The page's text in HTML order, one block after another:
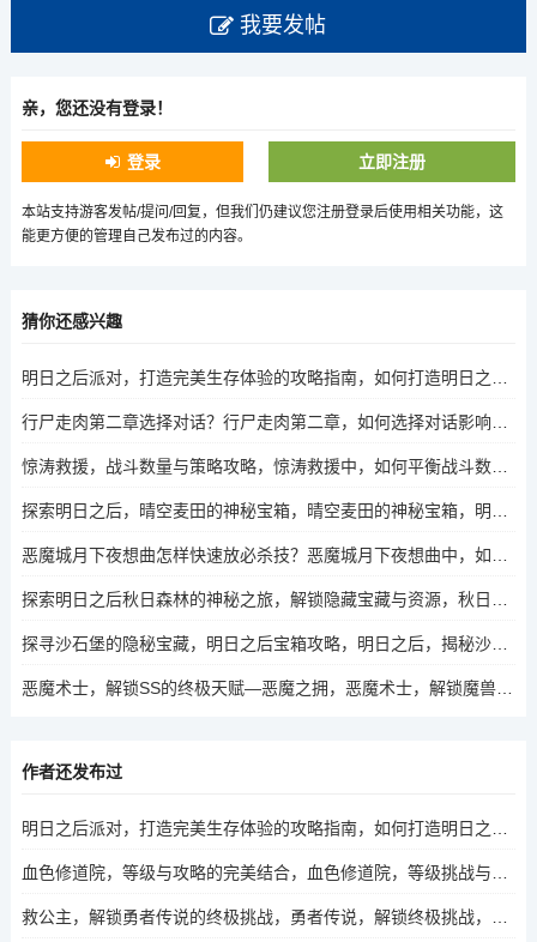
我要发帖
亲，您还没有登录！
登录 立即注册
本站支持游客发帖/提问/回复，但我们仍建议您注册登录后使用相关功能，这
能更方便的管理自己发布过的内容。
猜你还感兴趣
惊涛救援，战斗数量与策略攻略，惊涛救援中，如何平衡战斗数量与策略攻略？
探寻沙石堡的隐秘宝藏，明日之后宝箱攻略，明日之后，揭秘沙石堡隐秘宝箱的攻略
恶魔术士，解锁SS的终极天赋—恶魔之拥，恶魔术士，解锁魔兽世界SS的恶魔之拥终极天赋的秘密？
作者还发布过